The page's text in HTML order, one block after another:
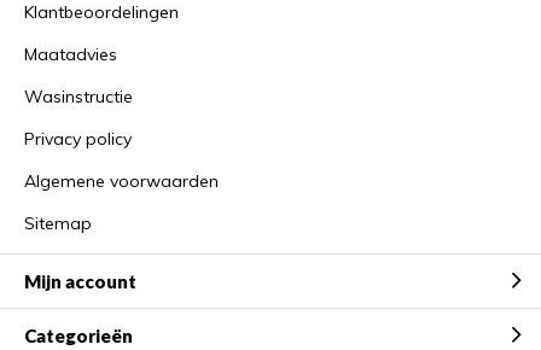
Klantbeoordelingen
Maatadvies
Wasinstructie
Privacy policy
Algemene voorwaarden
Sitemap
Mijn account
Categorieën